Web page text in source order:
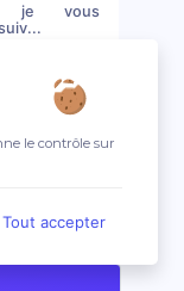
je vous
le contrôle sur
Tout accepter